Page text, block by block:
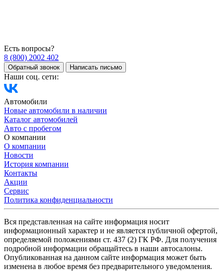
Есть вопросы?
8 (800) 2002 402
Обратный звонок Написать письмо
Наши соц. сети:
Автомобили
Новые автомобили в наличии
Каталог автомобилей
Авто с пробегом
О компании
О компании
Новости
История компании
Контакты
Акции
Сервис
Политика конфиденциальности
Вся представленная на сайте информация носит
информационный характер и не является публичной офертой,
определяемой положениями ст. 437 (2) ГК РФ. Для получения
подробной информации обращайтесь в наши автосалоны.
Опубликованная на данном сайте информация может быть
изменена в любое время без предварительного уведомления.